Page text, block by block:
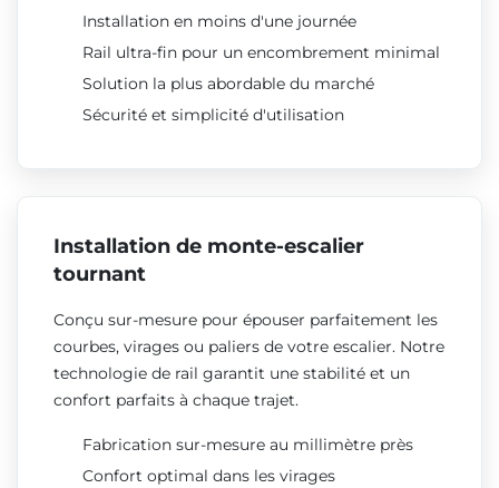
Installation en moins d'une journée
Rail ultra-fin pour un encombrement minimal
Solution la plus abordable du marché
Sécurité et simplicité d'utilisation
Installation de monte-escalier
tournant
Conçu sur-mesure pour épouser parfaitement les
courbes, virages ou paliers de votre escalier. Notre
technologie de rail garantit une stabilité et un
confort parfaits à chaque trajet.
Fabrication sur-mesure au millimètre près
Confort optimal dans les virages